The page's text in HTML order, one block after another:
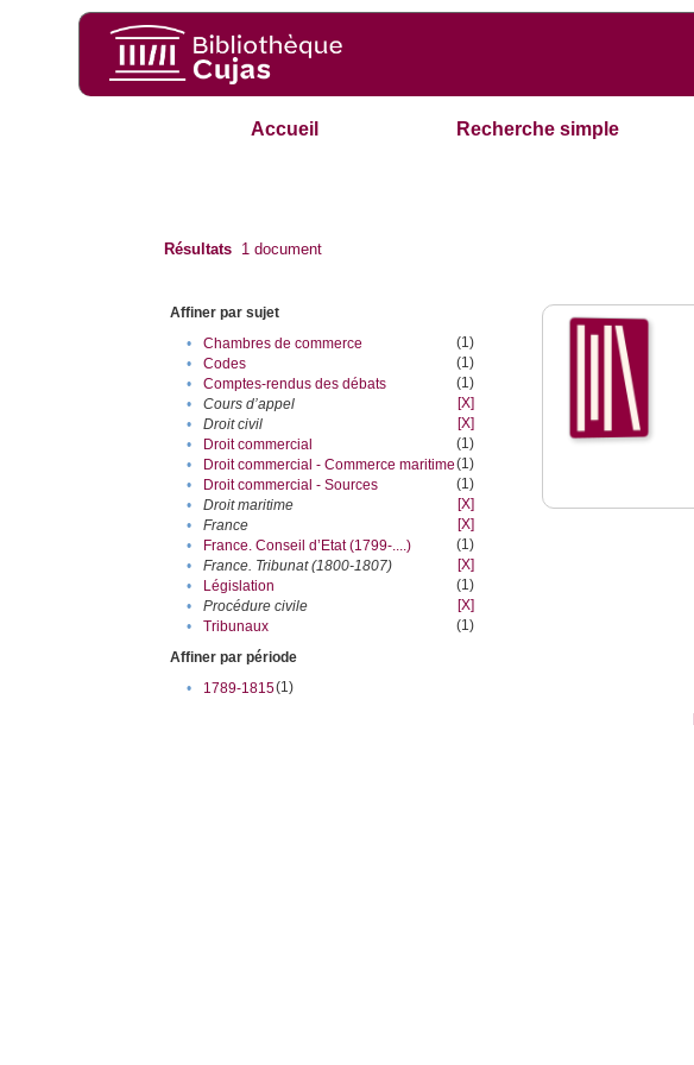
Accueil Recherche simple
Résultats 1 document
Affiner par sujet
•
Chambres de commerce
(1)
•
Codes
(1)
•
Comptes-rendus des débats
(1)
•
Cours d’appel
[X]
•
Droit civil
[X]
•
Droit commercial
(1)
•
Droit commercial - Commerce maritime(1)
•
Droit commercial - Sources
(1)
•
Droit maritime
[X]
•
France
[X]
•
France. Conseil d’Etat (1799-....)
(1)
•
France. Tribunat (1800-1807)
[X]
•
Législation
(1)
•
Procédure civile
[X]
•
Tribunaux
(1)
Affiner par période
•
1789-1815(1)